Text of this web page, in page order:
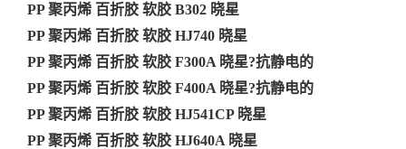
PP 聚丙烯 百折胶 软胶 B302 晓星
PP 聚丙烯 百折胶 软胶 HJ740 晓星
PP 聚丙烯 百折胶 软胶 F300A 晓星?抗静电的
PP 聚丙烯 百折胶 软胶 F400A 晓星?抗静电的
PP 聚丙烯 百折胶 软胶 HJ541CP 晓星
PP 聚丙烯 百折胶 软胶 HJ640A 晓星